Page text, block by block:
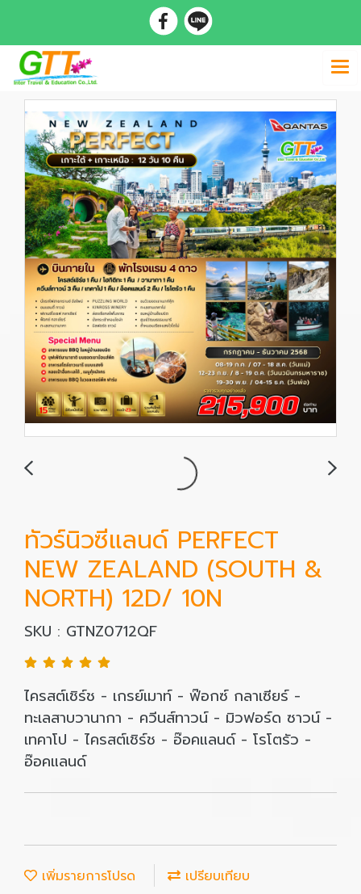
ทัวร์นิวซีแลนด์ PERFECT
NEW ZEALAND (SOUTH &
NORTH) 12D/ 10N
SKU : GTNZ0712QF
ไครสต์เชิร์ช - เกรย์เมาท์ - ฟ๊อกซ์ กลาเซียร์ -
ทะเลสาบวานากา - ควีนส์ทาวน์ - มิวฟอร์ด ซาวน์ -
เทคาโป - ไครสต์เชิร์ช - อ๊อคแลนด์ - โรโตรัว -
อ๊อคแลนด์
เพิ่มรายการโปรด เปรียบเทียบ